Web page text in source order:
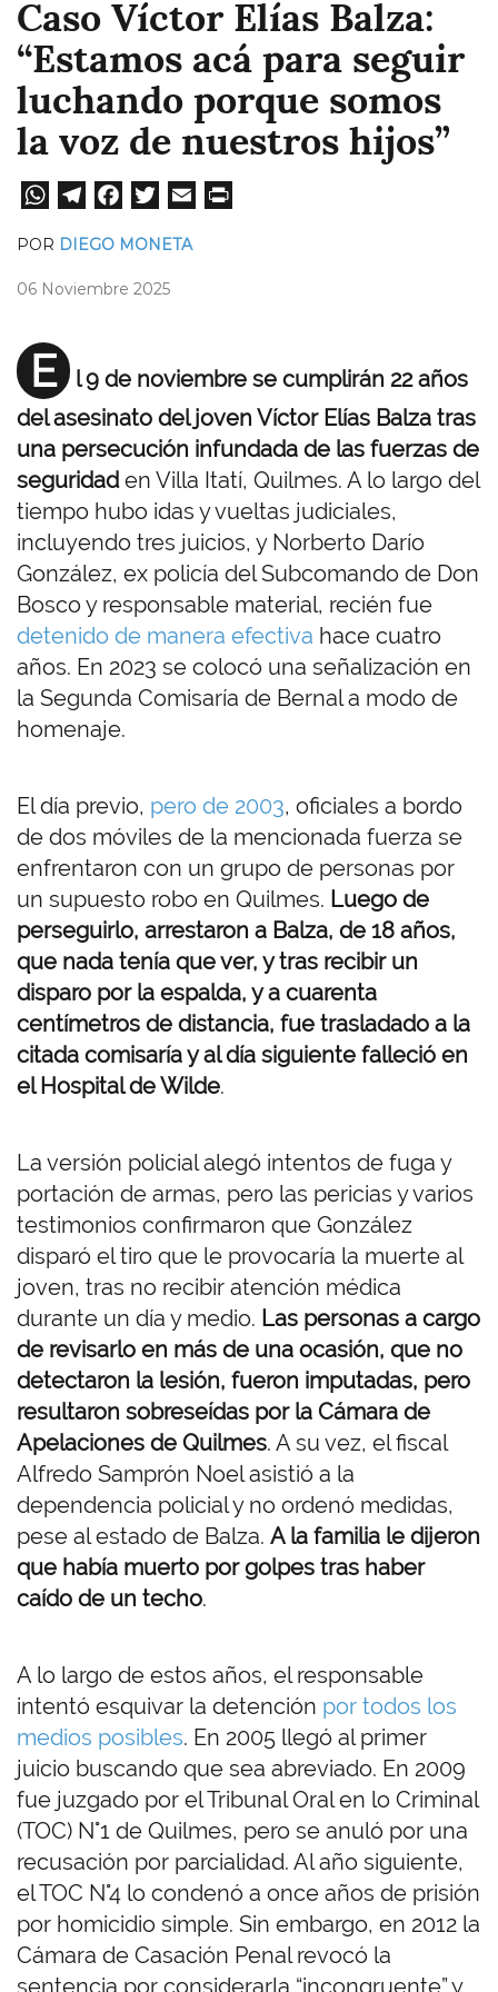
Caso Víctor Elías Balza:
“Estamos acá para seguir
luchando porque somos
la voz de nuestros hijos”
W
A
pp
Te
a
Fa
ok er
POR DIEGO MONETA
06 Noviembre 2025
E
l 9 de noviembre se cumplirán 22 años
del asesinato del joven Víctor Elías Balza tras
una persecución infundada de las fuerzas de
seguridaden Villa Itatí, Quilmes. A lo largo del
tiempo hubo idas y vueltas judiciales,
incluyendo tres juicios, y Norberto Darío
González, ex policía del Subcomando de Don
Bosco y responsable material, recién fue
detenido de manera efectiva hace cuatro
años. En 2023 se colocó una señalización en
la Segunda Comisaría de Bernal a modo de
homenaje.
El día previo, pero de 2003, oficiales a bordo
de dos móviles de la mencionada fuerza se
enfrentaron con un grupo de personas por
un supuesto robo en Quilmes. Luego de
perseguirlo, arrestaron a Balza, de 18 años,
que nada tenía que ver, y tras recibir un
disparo por la espalda, y a cuarenta
centímetros de distancia, fue trasladado a la
citada comisaría y al día siguiente falleció en
el Hospital de Wilde.
La versión policial alegó intentos de fuga y
portación de armas, pero las pericias y varios
testimonios confirmaron que González
disparó el tiro que le provocaría la muerte al
joven, tras no recibir atención médica
durante un día y medio. Las personas a cargo
de revisarlo en más de una ocasión, que no
detectaron la lesión, fueron imputadas, pero
resultaron sobreseídas por la Cámara de
Apelaciones de Quilmes. A su vez, el fiscal
Alfredo Samprón Noel asistió a la
dependencia policial y no ordenó medidas,
pese al estado de Balza. A la familia le dijeron
que había muerto por golpes tras haber
caído de un techo.
A lo largo de estos años, el responsable
intentó esquivar la detención por todos los
medios posibles. En 2005 llegó al primer
juicio buscando que sea abreviado. En 2009
fue juzgado por el Tribunal Oral en lo Criminal
(TOC) N°1 de Quilmes, pero se anuló por una
recusación por parcialidad. Al año siguiente,
el TOC N°4 lo condenó a once años de prisión
por homicidio simple. Sin embargo, en 2012 la
Cámara de Casación Penal revocó la
sentencia por considerarla “incongruente” y